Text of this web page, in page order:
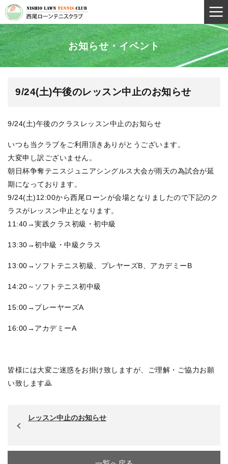
お知らせ・イベント
9/24(土)午後のレッスン中止のお知らせ
9/24(土)午後のクラスレッスン中止のお知らせ
いつも当クラブをご利用頂きありがとうございます。
大変申し訳ございません。
朝日杯争奪テニスジュニアシングルス大会が雨天の為試合が延
期になっております。
9/24(土)12:00から西尾ローンが会場となりましたので下記のク
ラスがレッスン中止となります。
11:40→実践クラス初級・初中級
13:30→初中級・中級クラス
13:00→ソフトテニス初級、プレヤーズB、アカデミーB
14:20～ソフトテニス初中級
15:00→プレーヤーズA
16:00→アカデミーA
皆様には大変ご迷惑をお掛け致しますが、ご理解・ご協力お願
い致します🙇
レッスン中止のお知らせ